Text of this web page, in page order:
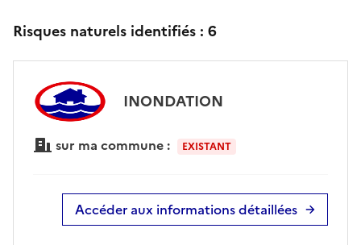
Risques naturels identifiés : 6
INONDATION
sur ma commune : EXISTANT
Accéder aux informations détaillées